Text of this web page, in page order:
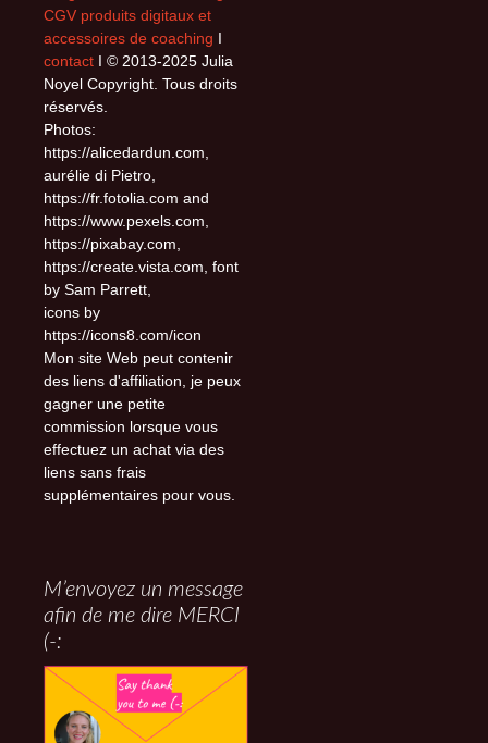
CGV produits digitaux et
accessoires de coaching I
contact I © 2013-2025 Julia
Noyel Copyright. Tous droits
réservés.
Photos:
https://alicedardun.com,
aurélie di Pietro,
https://fr.fotolia.com and
https://www.pexels.com,
https://pixabay.com,
https://create.vista.com, font
by Sam Parrett,
icons by
https://icons8.com/icon
Mon site Web peut contenir
des liens d'affiliation, je peux
gagner une petite
commission lorsque vous
effectuez un achat via des
liens sans frais
supplémentaires pour vous.
M’envoyez un message
afin de me dire MERCI
(-: